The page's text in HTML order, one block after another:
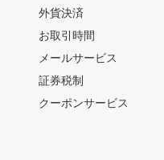
外貨決済
お取引時間
メールサービス
証券税制
クーポンサービス